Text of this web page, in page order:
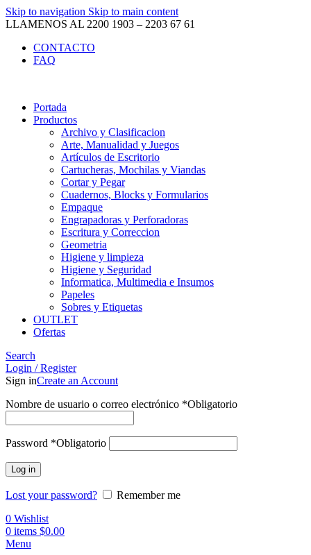
Skip to navigation Skip to main content
LLAMENOS AL 2200 1903 – 2203 67 61
CONTACTO
FAQ
Portada
Productos
Archivo y Clasificacion
Arte, Manualidad y Juegos
Artículos de Escritorio
Cartucheras, Mochilas y Viandas
Cortar y Pegar
Cuadernos, Blocks y Formularios
Empaque
Engrapadoras y Perforadoras
Escritura y Correccion
Geometria
Higiene y limpieza
Higiene y Seguridad
Informatica, Multimedia e Insumos
Papeles
Sobres y Etiquetas
OUTLET
Ofertas
Search
Login / Register
Sign inCreate an Account
Nombre de usuario o correo electrónico *Obligatorio
Password *Obligatorio
Log in
Lost your password?
Remember me
0 Wishlist
0 items $0.00
Menu